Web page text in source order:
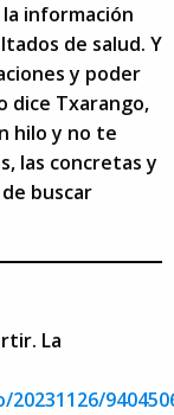
información
de salud. Y
y poder
dice Txarango,
hilo y no te
las concretas y
buscar
La